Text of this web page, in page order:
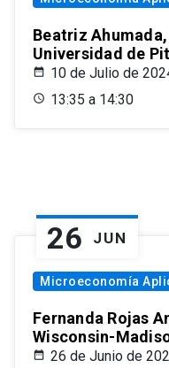
Beatriz
Universidad de
10 de Julio de
13:35 a 14:30
26 JUN
Microeconomía
Fernanda Rojas
Wisconsin-
26 de Junio de